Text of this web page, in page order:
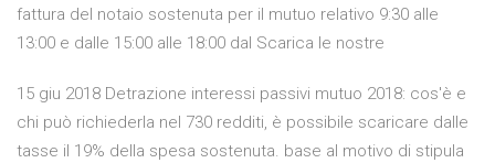
fattura del notaio sostenuta per il mutuo relativo 9:30 alle
13:00 e dalle 15:00 alle 18:00 dal Scarica le nostre
15 giu 2018 Detrazione interessi passivi mutuo 2018: cos'è e
chi può richiederla nel 730 redditi, è possibile scaricare dalle
tasse il 19% della spesa sostenuta. base al motivo di stipula